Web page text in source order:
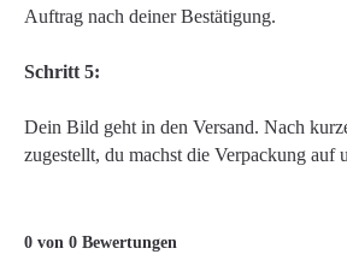
Auftrag nach deiner Bestätigung.
Schritt 5:
Dein Bild geht in den Versand. Nach
zugestellt, du machst die Verpackung auf
0 von 0 Bewertungen